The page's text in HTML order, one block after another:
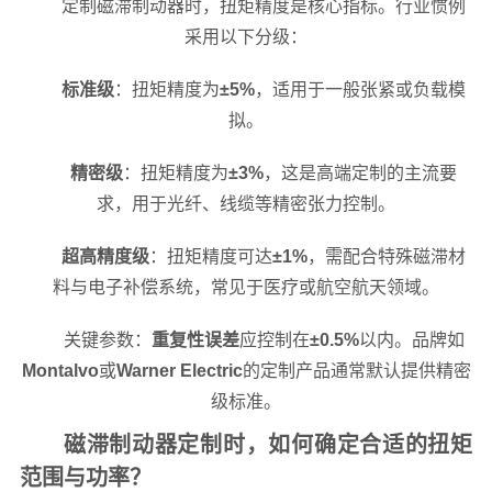
定制磁滞制动器时，扭矩精度是核心指标。行业惯例
采用以下分级：
标准级：扭矩精度为±5%，适用于一般张紧或负载模
拟。
精密级：扭矩精度为±3%，这是高端定制的主流要
求，用于光纤、线缆等精密张力控制。
超高精度级：扭矩精度可达±1%，需配合特殊磁滞材
料与电子补偿系统，常见于医疗或航空航天领域。
关键参数： 重复性误差应控制在±0.5%以内。品牌如
Montalvo或Warner Electric的定制产品通常默认提供精密
级标准。
磁滞制动器定制时，如何确定合适的扭矩
范围与功率？